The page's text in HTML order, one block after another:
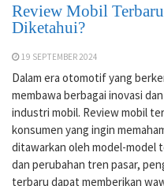
Review Mobil
Diketahui?
19 SEPTEMBER 2024
Dalam era otomotif yang
membawa berbagai inovasi
industri mobil. Review mobil
konsumen yang ingin
ditawarkan oleh model-model
dan perubahan tren pasar,
terbaru dapat memberikan